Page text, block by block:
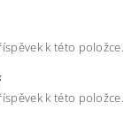
k této položce.
k této položce.